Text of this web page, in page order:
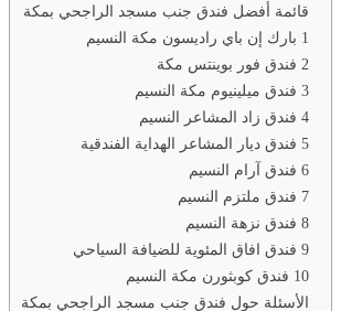
قائمة أفضل فندق جنب مسجد الراجحي بمكة
1 بارك إن باي راديسون مكة النسيم
2 فندق فور بوينتس مكة
3 فندق ميلينيوم مكة النسيم
4 فندق زاد المشاعر النسيم
5 فندق ديار المشاعر الهداية الفندقية
6 فندق آرام النسيم
7 فندق ملتزم النسيم
8 فندق نزهة النسيم
9 فندق افاق المئوية للضيافة السياحي
10 فندق كوبثورن مكة النسيم
الأسئلة حول فندق جنب مسجد الراجحي بمكة